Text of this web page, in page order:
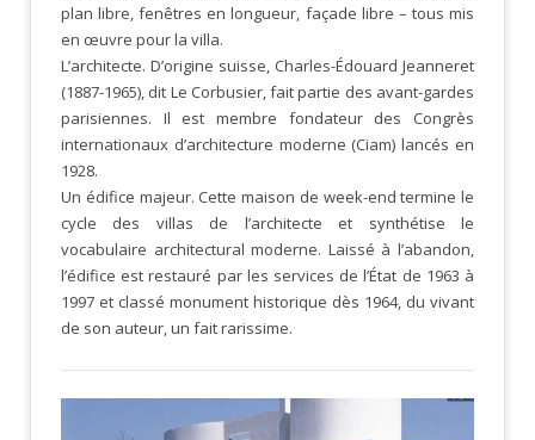
plan libre, fenêtres en longueur, façade libre – tous mis
en œuvre pour la villa.
L’architecte. D’origine suisse, Charles-Édouard Jeanneret
(1887-1965), dit Le Corbusier, fait partie des avant-gardes
parisiennes. Il est membre fondateur des Congrès
internationaux d’architecture moderne (Ciam) lancés en
1928.
Un édifice majeur. Cette maison de week-end termine le
cycle des villas de l’architecte et synthétise le
vocabulaire architectural moderne. Laissé à l’abandon,
l’édifice est restauré par les services de l’État de 1963 à
1997 et classé monument historique dès 1964, du vivant
de son auteur, un fait rarissime.